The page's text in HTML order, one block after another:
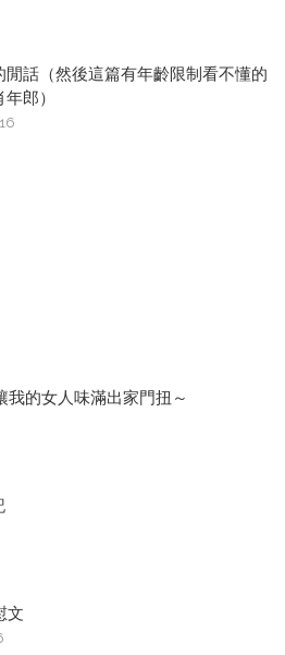
閒話（然後這篇有年齡限制看不懂的
郎）
我的女人味滿出家門扭～
文